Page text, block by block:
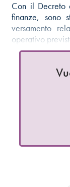
Con il Decreto
finanze, sono
versamento
operativo